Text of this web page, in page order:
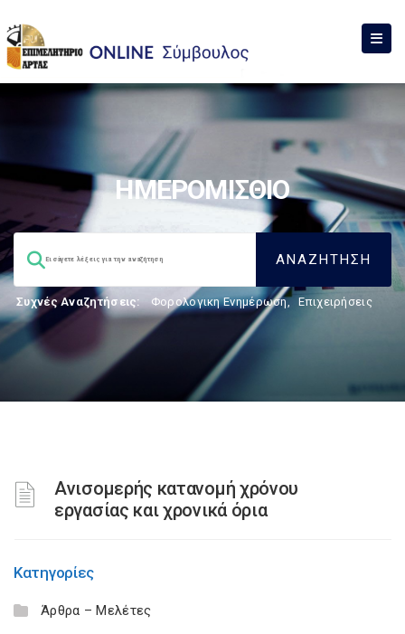
ΗΜΕΡΟΜΙΣΘΙΟ
Συχνές Αναζητήσεις: Φορολογικη Ενημέρωση, Επιχειρήσεις
Ανισομερής κατανομή χρόνου
εργασίας και χρονικά όρια
Κατηγορίες
Άρθρα – Μελέτες